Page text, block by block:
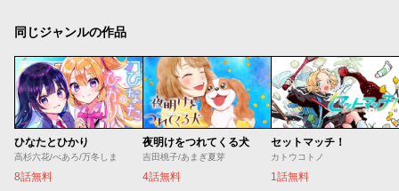
同じジャンルの作品
ひなたとひかり
高杉六花/べあろ/万冬しま
8話無料
夜明けをつれてくる犬
吉田桃子/あまぎ夏芽
4話無料
セットマッチ！
カトウコトノ
1話無料